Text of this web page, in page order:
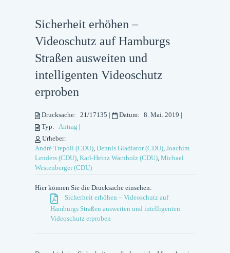
Sicherheit erhöhen –
Videoschutz auf Hamburgs
Straßen ausweiten und
intelligenten Videoschutz
erproben
Drucksache: 21/17135 | Datum: 8. Mai. 2019 |
Typ: Antrag |
Urheber:
André Trepoll (CDU), Dennis Gladiator (CDU), Joachim
Lenders (CDU), Karl-Heinz Warnholz (CDU), Michael
Westenberger (CDU)
Hier können Sie die Drucksache einsehen:
Sicherheit erhöhen – Videoschutz auf
Hamburgs Straßen ausweiten und intelligenten
Videoschutz erproben